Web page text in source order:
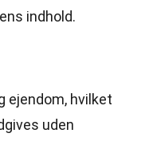
indhold.
ejendom, hvilket
uden